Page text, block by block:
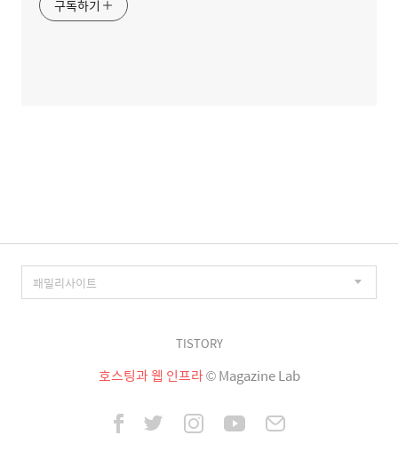
구독하기
TISTORY
호스팅과 웹 인프라© Magazine Lab